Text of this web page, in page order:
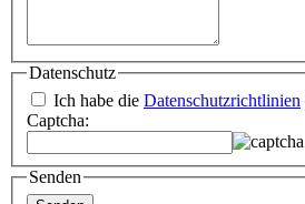
Datenschutz
Ich habe die Datenschutzrichtlinien
Captcha:
Senden